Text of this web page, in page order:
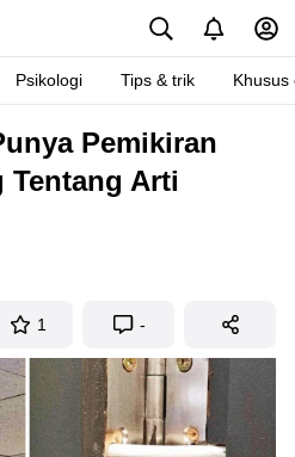
Psikologi Tips & trik Khusus
Pemikiran
Tentang Arti
1 -